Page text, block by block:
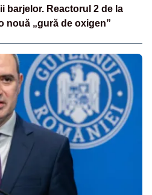
barjelor. Reactorul 2 de la
nouă „gură de oxigen”